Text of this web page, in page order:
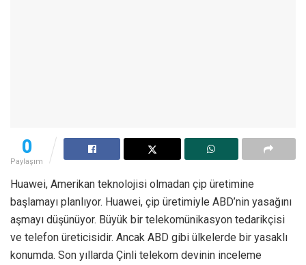
0
Paylaşım
Huawei, Amerikan teknolojisi olmadan çip üretimine
başlamayı planlıyor. Huawei, çip üretimiyle ABD’nin yasağını
aşmayı düşünüyor. Büyük bir telekomünikasyon tedarikçisi
ve telefon üreticisidir. Ancak ABD gibi ülkelerde bir yasaklı
konumda. Son yıllarda Çinli telekom devinin inceleme